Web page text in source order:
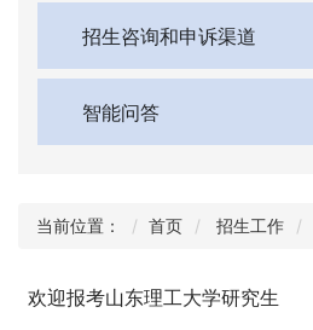
招生咨询和申诉渠道
智能问答
当前位置： 首页 招生工作
欢迎报考山东理工大学研究生